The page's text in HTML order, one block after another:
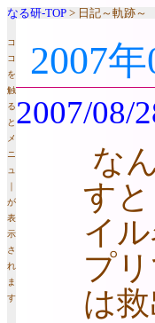
なる研-TOP > 日記～軌跡～
コ
コ
を
触
る
と
メ
ニ
ュ
｜
が
表
示
さ
れ
ま
す
2007年
2007/08/
な
す
イ
プ
は救